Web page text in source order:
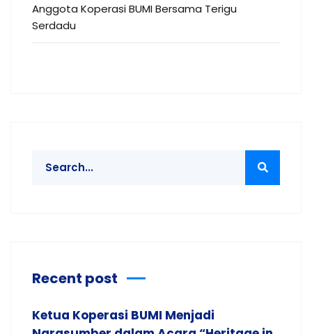
Anggota Koperasi BUMI Bersama Terigu
Serdadu
Recent post
Ketua Koperasi BUMI Menjadi